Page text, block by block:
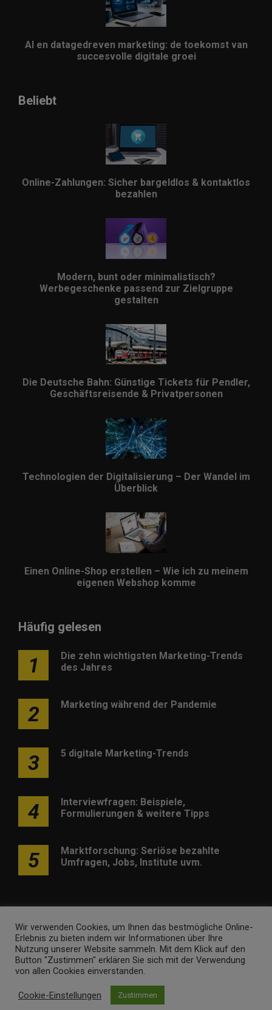
AI en datagedreven marketing: de toekomst van
succesvolle digitale groei
Beliebt
Online-Zahlungen: Sicher bargeldlos & kontaktlos
bezahlen
Modern, bunt oder minimalistisch?
Werbegeschenke passend zur Zielgruppe
gestalten
Die Deutsche Bahn: Günstige Tickets für Pendler,
Geschäftsreisende & Privatpersonen
Technologien der Digitalisierung – Der Wandel im
Überblick
Einen Online-Shop erstellen – Wie ich zu meinem
eigenen Webshop komme
Häufig gelesen
1
Die zehn wichtigsten Marketing-Trends
des Jahres
2 Marketing während der Pandemie
3 5 digitale Marketing-Trends
4
Interviewfragen: Beispiele,
Formulierungen & weitere Tipps
5
Marktforschung: Seriöse bezahlte
Umfragen, Jobs, Institute uvm.
Werben Kontakt Impressum Newsletter
marketing-trendinformationen.de • Marken- und
Volo Media.
Wir verwenden Cookies, um Ihnen das bestmögliche Online-
Erlebnis zu bieten indem wir Informationen über Ihre
Nutzung unserer Website sammeln. Mit dem Klick auf den
Button "Zustimmen" erklären Sie sich mit der Verwendung
von allen Cookies einverstanden.
Cookie-Einstellungen Zustimmen